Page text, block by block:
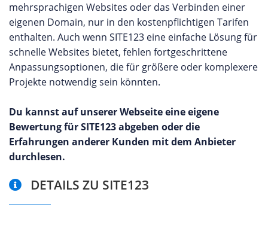
mehrsprachigen Websites oder das Verbinden einer
eigenen Domain, nur in den kostenpflichtigen Tarifen
enthalten. Auch wenn SITE123 eine einfache Lösung für
schnelle Websites bietet, fehlen fortgeschrittene
Anpassungsoptionen, die für größere oder komplexere
Projekte notwendig sein könnten.
Du kannst auf unserer Webseite eine eigene
Bewertung für SITE123 abgeben oder die
Erfahrungen anderer Kunden mit dem Anbieter
durchlesen.
DETAILS ZU SITE123